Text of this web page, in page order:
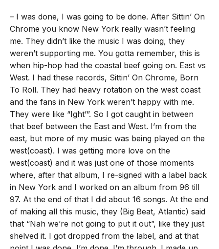
– I was done, I was going to be done. After Sittin’ On
Chrome you know New York really wasn’t feeling
me. They didn’t like the music I was doing, they
weren’t supporting me. You gotta remember, this is
when hip-hop had the coastal beef going on. East vs
West. I had these records, Sittin’ On Chrome, Born
To Roll. They had heavy rotation on the west coast
and the fans in New York weren’t happy with me.
They were like “Ight’”. So I got caught in between
that beef between the East and West. I’m from the
east, but more of my music was being played on the
west(coast). I was getting more love on the
west(coast) and it was just one of those moments
where, after that album, I re-signed with a label back
in New York and I worked on an album from 96 till
97. At the end of that I did about 16 songs. At the end
of making all this music, they (Big Beat, Atlantic) said
that “Nah we’re not going to put it out”, like they just
shelved it. I got dropped from the label, and at that